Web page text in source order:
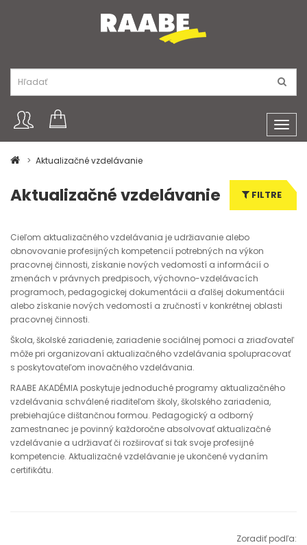
Aktualizačné vzdelávanie
Aktualizačné vzdelávanie FILTRE
Cieľom aktualizačného vzdelávania je udržiavanie alebo
obnovovanie profesijných kompetencií potrebných na výkon
pracovnej činnosti, získanie nových vedomostí a informácií o
zmenách v právnych predpisoch, výchovno-vzdelávacích
programoch, pedagogickej dokumentácii a ďalšej dokumentácii
alebo získanie nových vedomostí a zručností v konkrétnej oblasti
pracovnej činnosti.
Škola, školské zariadenie, zariadenie sociálnej pomoci a zriaďovateľ
môže pri organizovaní aktualizačného vzdelávania spolupracovať
s poskytovateľom inovačného vzdelávania.
RAABE AKADÉMIA poskytuje jednoduché programy aktualizačného
vzdelávania schválené riaditeľom školy, školského zariadenia,
prebiehajúce dištančnou formou. Pedagogický a odborný
zamestnanec je povinný každoročne absolvovať aktualizačné
vzdelávanie a udržiavať či rozširovať si tak svoje profesijné
kompetencie. Aktualizačné vzdelávanie je ukončené vydaním
certifikátu.
Zoradiť podľa: